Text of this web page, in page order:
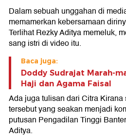
Dalam sebuah unggahan di
memamerkan kebersamaan
Terlihat Rezky Aditya memeluk,
sang istri di video itu.
Baca juga:
Doddy Sudrajat Marah-
Haji dan Agama Faisal
Ada juga tulisan dari Citra
tersebut yang seakan menjadi
putusan Pengadilan Tinggi
Aditya.